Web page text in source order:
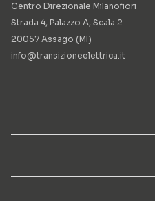
Centro Direzionale Milanofiori
Strada 4, Palazzo A, Scala 2
20057 Assago (MI)
info@transizioneelettrica.it